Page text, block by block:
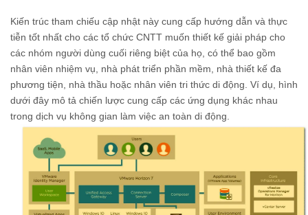
Kiến trúc tham chiếu cập nhật này cung cấp hướng dẫn và thực
tiễn tốt nhất cho các tổ chức CNTT muốn thiết kế giải pháp cho
các nhóm người dùng cuối riêng biệt của họ, có thể bao gồm
nhân viên nhiệm vụ, nhà phát triển phần mềm, nhà thiết kế đa
phương tiện, nhà thầu hoặc nhân viên tri thức di động. Ví dụ, hình
dưới đây mô tả chiến lược cung cấp các ứng dụng khác nhau
trong dịch vụ không gian làm việc an toàn di động.